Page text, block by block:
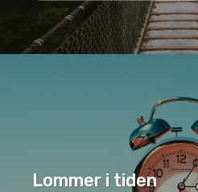
Lommer i tiden